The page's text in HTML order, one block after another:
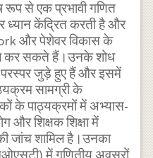
रूप से एक प्रभावी गणित
ध्यान केंद्रित करती है और
और पेशेवर विकास के
कर सकते हैं।उनके शोध
जुड़े हुए हैं और इसमें
सामग्री के
के पाठ्यक्रमों में अभ्यास-
और शिक्षक शिक्षा में
जांच शामिल है।उनका